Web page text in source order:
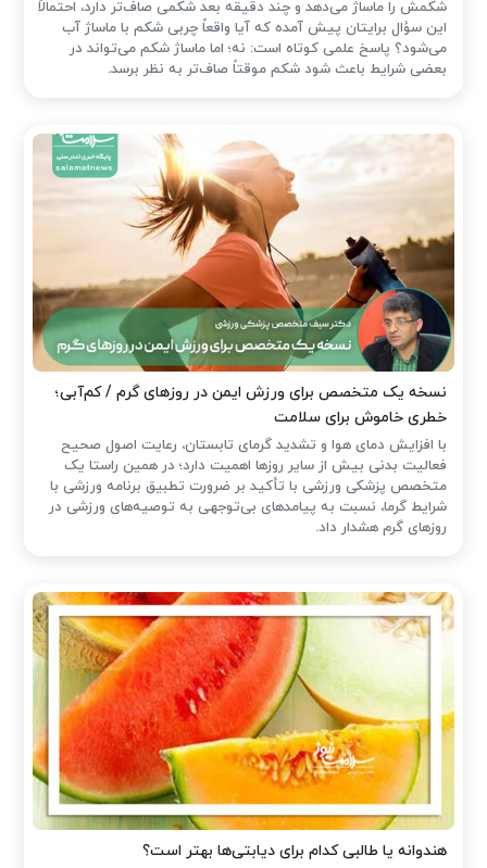
شکمش را ماساژ می‌دهد و چند دقیقه بعد شکمی صاف‌تر دارد، احتمالاً
این سؤال برایتان پیش آمده که آیا واقعاً چربی شکم با ماساژ آب
می‌شود؟ پاسخ علمی کوتاه است: نه؛ اما ماساژ شکم می‌تواند در
بعضی شرایط باعث شود شکم موقتاً صاف‌تر به نظر برسد.
نسخه یک متخصص برای ورزش ایمن در روزهای گرم / کم‌آبی؛
خطری خاموش برای سلامت
با افزایش دمای هوا و تشدید گرمای تابستان، رعایت اصول صحیح
فعالیت بدنی بیش از سایر روزها اهمیت دارد؛ در همین راستا یک
متخصص پزشکی ورزشی با تأکید بر ضرورت تطبیق برنامه ورزشی با
شرایط گرما، نسبت به پیامدهای بی‌توجهی به توصیه‌های ورزشی در
روزهای گرم هشدار داد.
هندوانه یا طالبی کدام برای دیابتی‌ها بهتر است؟